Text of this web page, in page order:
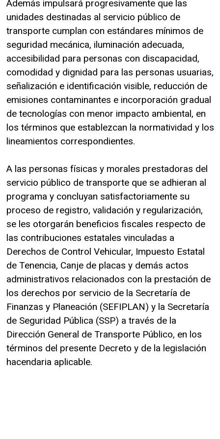
Además impulsará progresivamente que las
unidades destinadas al servicio público de
transporte cumplan con estándares mínimos de
seguridad mecánica, iluminación adecuada,
accesibilidad para personas con discapacidad,
comodidad y dignidad para las personas usuarias,
señalización e identificación visible, reducción de
emisiones contaminantes e incorporación gradual
de tecnologías con menor impacto ambiental, en
los términos que establezcan la normatividad y los
lineamientos correspondientes.
A las personas físicas y morales prestadoras del
servicio público de transporte que se adhieran al
programa y concluyan satisfactoriamente su
proceso de registro, validación y regularización,
se les otorgarán beneficios fiscales respecto de
las contribuciones estatales vinculadas a
Derechos de Control Vehicular, Impuesto Estatal
de Tenencia, Canje de placas y demás actos
administrativos relacionados con la prestación de
los derechos por servicio de la Secretaría de
Finanzas y Planeación (SEFIPLAN) y la Secretaría
de Seguridad Pública (SSP) a través de la
Dirección General de Transporte Público, en los
términos del presente Decreto y de la legislación
hacendaria aplicable.